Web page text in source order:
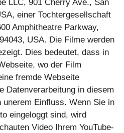
LLC, 901 Cherry Ave., San
einer Tochtergesellschaft
Amphitheatre Parkway,
USA. Die Filme werden
Dies bedeutet, dass in
wo der Film
fremde Webseite
Datenverarbeitung in diesem
Einfluss. Wenn Sie in
eingeloggt sind, wird
Video Ihrem YouTube-